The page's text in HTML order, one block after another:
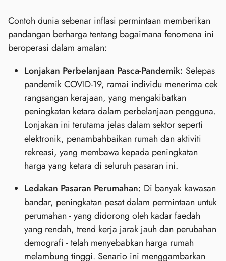
Contoh dunia sebenar inflasi permintaan memberikan
pandangan berharga tentang bagaimana fenomena ini
beroperasi dalam amalan:
Lonjakan Perbelanjaan Pasca-Pandemik: Selepas
pandemik COVID-19, ramai individu menerima cek
rangsangan kerajaan, yang mengakibatkan
peningkatan ketara dalam perbelanjaan pengguna.
Lonjakan ini terutama jelas dalam sektor seperti
elektronik, penambahbaikan rumah dan aktiviti
rekreasi, yang membawa kepada peningkatan
harga yang ketara di seluruh pasaran ini.
Ledakan Pasaran Perumahan: Di banyak kawasan
bandar, peningkatan pesat dalam permintaan untuk
perumahan - yang didorong oleh kadar faedah
yang rendah, trend kerja jarak jauh dan perubahan
demografi - telah menyebabkan harga rumah
melambung tinggi. Senario ini menggambarkan